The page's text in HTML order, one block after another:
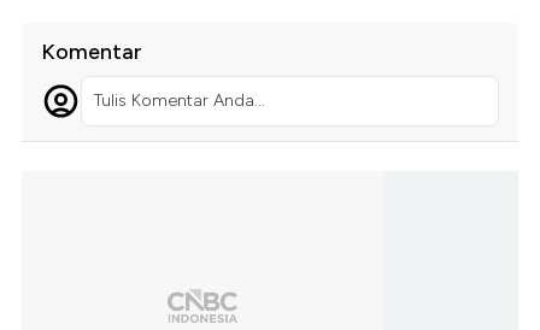
Komentar
Tulis Komentar Anda...